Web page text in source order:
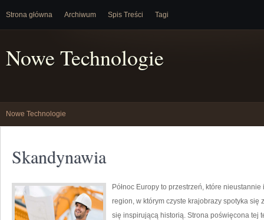
Strona główna Archiwum Spis Treści Tagi
Nowe Technologie
Nowe Technologie
Skandynawia
Północ Europy to przestrzeń, które
region, w którym czyste krajobrazy spotyka
się inspirującą historią. Strona poświęcona tej